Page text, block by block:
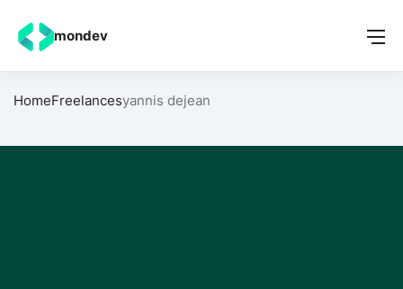
mondev
HomeFreelancesyannis dejean